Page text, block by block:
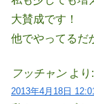
大賛成です！
他でやってるだ
フッチャン より:
2013年4月18日